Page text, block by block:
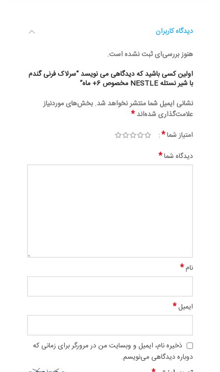
دیدگاه کاربران
هنوز بررسی‌ای ثبت نشده است.
اولین کسی باشید که دیدگاهی می نویسد “سرلاک فرنی گندم
با شیر نستله NESTLE مخصوص 6+ ماه”
نشانی ایمیل شما منتشر نخواهد شد. بخش‌های موردنیاز
علامت‌گذاری شده‌اند*
امتیاز شما*
دیدگاه شما*
نام*
ایمیل*
ذخیره نام، ایمیل و وبسایت من در مرورگر برای زمانی که
دوباره دیدگاهی می‌نویسم.